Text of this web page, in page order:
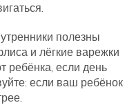
полезны
и лёгкие варежки
ребёнка, если день
если ваш ребёнок